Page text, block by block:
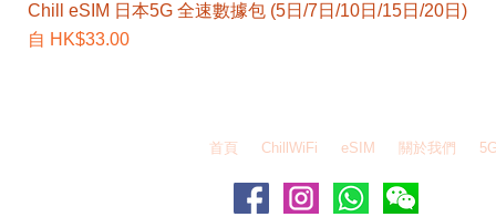
Chill eSIM 日本5G 全速數據包 (5日/7日/10日/15日/20日)
自 HK$33.00
促銷價格
首頁 ChillWiFi eSIM 關於我們